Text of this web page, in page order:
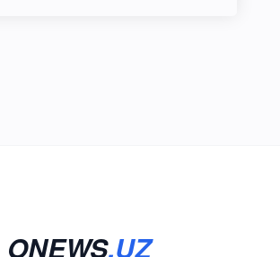
ONEWS.UZ